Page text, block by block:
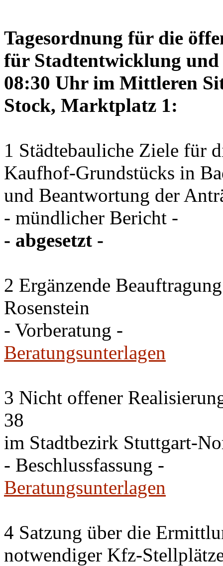
Tagesordnung für die
für Stadtentwicklung und
08:30 Uhr im Mittleren
Stock, Marktplatz 1:
1 Städtebauliche Ziele für
Kaufhof-Grundstücks in
und Beantwortung der
- mündlicher Bericht -
- abgesetzt -
2 Ergänzende
Rosenstein
- Vorberatung -
Beratungsunterlagen
3 Nicht offener
38
im Stadtbezirk Stuttgart-
- Beschlussfassung -
Beratungsunterlagen
4 Satzung über die
notwendiger Kfz-